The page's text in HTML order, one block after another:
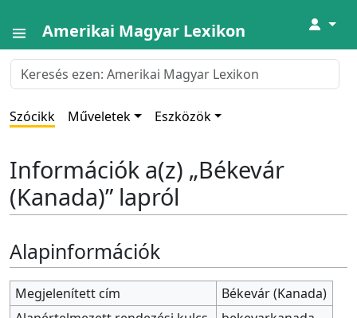
Amerikai Magyar Lexikon ↓
Szócikk Műveletek Eszközök
Információk a(z) „Békevár
(Kanada)” lapról
Alapinformációk
Megjelenített cím
Békevár (Kanada)